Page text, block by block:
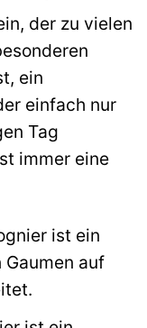
der zu vielen
ein
einfach nur
Tag
immer eine
ist ein
auf